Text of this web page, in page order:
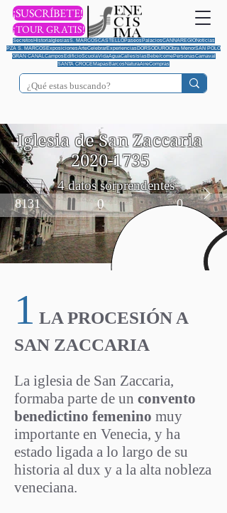
¡SUSCRÍBETE!
¡TOUR GRATIS!
SecretosHistoriaIglesiasS. MARCOSCASTELLOPaseosPalaciosCANNAREGIONoticias
PZA S. MARCOSExposicionesArteCelebrarExperienciasDORSODUROObra MenorSAN POLO
GRAN CANAL CamposEdificioScuolaVidaAguaCallesIslasBebe/comePersonasCarnaval
SANTA CROCEMapasBarcosNaturaAireCompras
8131 0 0
Iglesia de San Zaccaria
2020-1735
4 datos sorprendentes
1 LA PROCESIÓN A
SAN ZACCARIA
La iglesia de San Zaccaria,
formaba parte de un convento
benedictino femenino muy
importante en Venecia, y ha
estado ligada a lo largo de su
historia al dux y a la alta nobleza
veneciana.